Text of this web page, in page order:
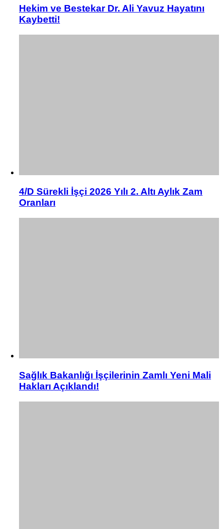
Hekim ve Bestekar Dr. Ali Yavuz Hayatını
Kaybetti!
4/D Sürekli İşçi 2026 Yılı 2. Altı Aylık Zam
Oranları
Sağlık Bakanlığı İşçilerinin Zamlı Yeni Mali
Hakları Açıklandı!